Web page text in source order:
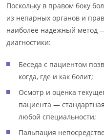
Поскольку в правом боку
из непарных органов и
наиболее надежный метод
диагностики:
Беседа с пациентом
когда, где и как болит;
Осмотр и оценка
пациента —
любой специальности;
Пальпация